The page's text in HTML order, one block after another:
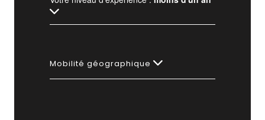
Mobilité géographique